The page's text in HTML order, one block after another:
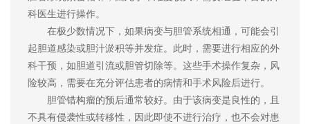
科医生进行操作。
在极少数情况下，如果病变与胆管系统相通，可能会引
起胆道感染或胆汁淤积等并发症。此时，需要进行相应的外
科干预，如胆道引流或胆管切除等。这些手术操作复杂，风
险较高，需要在充分评估患者的病情和手术风险后进行。
胆管错构瘤的预后通常较好。由于该病变是良性的，且
不具有侵袭性或转移性，因此即使不进行治疗，也不会对患